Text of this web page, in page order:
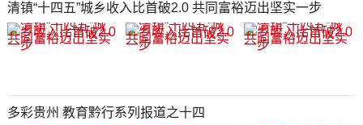
清镇“十四五”城乡收入比首破2.0 共同富裕迈出坚实一步
多彩贵州 教育黔行系列报道之十四